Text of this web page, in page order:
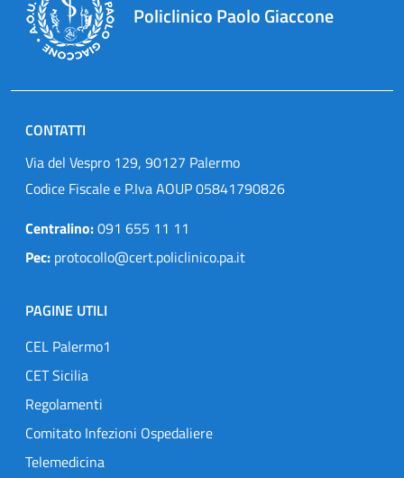
Policlinico Paolo Giaccone
CONTATTI
Via del Vespro 129, 90127 Palermo
Codice Fiscale e P.Iva AOUP 05841790826
Centralino:091 655 11 11
Pec: protocollo@cert.policlinico.pa.it
PAGINE UTILI
CEL Palermo1
CET Sicilia
Regolamenti
Comitato Infezioni Ospedaliere
Telemedicina